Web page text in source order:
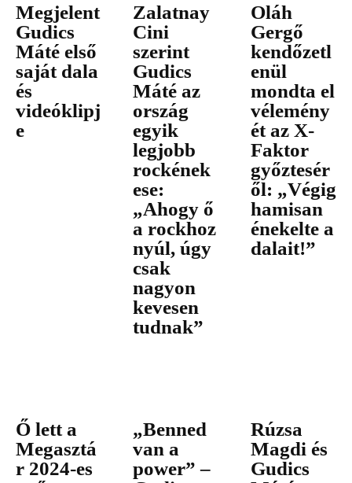
Megjelent
Gudics
Máté első
saját dala
és
videóklipj
e
Zalatnay
Cini
szerint
Gudics
Máté az
ország
egyik
legjobb
rockének
ese:
„Ahogy ő
a rockhoz
nyúl, úgy
csak
nagyon
kevesen
tudnak”
Oláh
Gergő
kendőzetl
enül
mondta el
vélemény
ét az X-
Faktor
győztesér
ől: „Végig
hamisan
énekelte a
dalait!”
Ő lett a
Megasztá
r 2024-es
„Benned
van a
power” –
Rúzsa
Magdi és
Gudics